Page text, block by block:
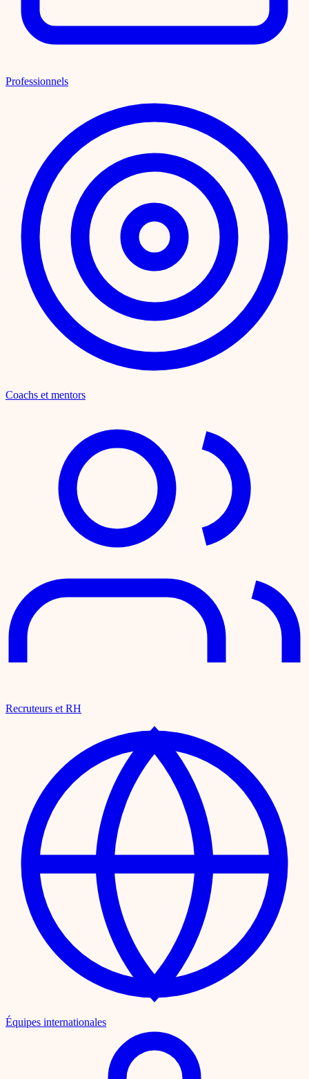
Professionnels
Coachs et mentors
Recruteurs et RH
Équipes internationales